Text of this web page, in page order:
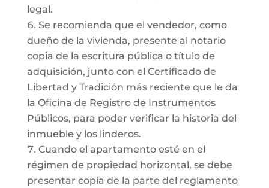
legal.
Se recomienda que el vendedor, como
dueño de la vivienda, presente al notario
copia de la escritura pública o título de
adquisición, junto con el Certificado de
Libertad y Tradición más reciente que le da
la Oficina de Registro de Instrumentos
Públicos, para poder verificar la historia del
inmueble y los linderos.
Cuando el apartamento esté en el
régimen de propiedad horizontal, se debe
presentar copia de la parte del reglamento